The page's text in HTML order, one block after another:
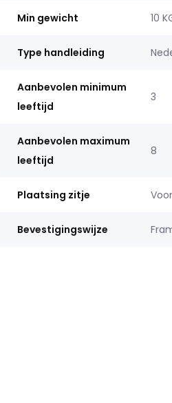
Min gewicht 10
Type handleiding
Aanbevolen minimum
leeftijd
3
Aanbevolen maximum
leeftijd
8
Plaatsing zitje Voor
Bevestigingswijze